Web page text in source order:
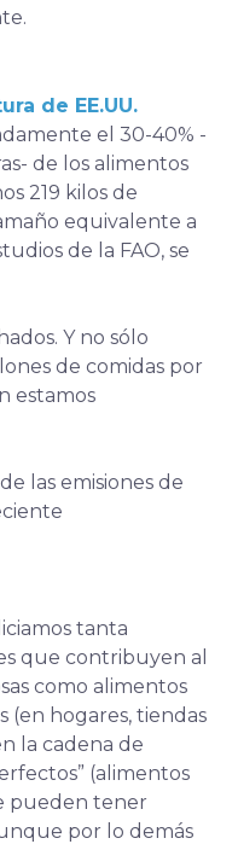
de EE.UU.
el 30-40% -
de los alimentos
219 kilos de
equivalente a
de la FAO, se
Y no sólo
de comidas por
estamos
las emisiones de
tanta
que contribuyen al
como alimentos
(en hogares, tiendas
la cadena de
(alimentos
pueden tener
por lo demás